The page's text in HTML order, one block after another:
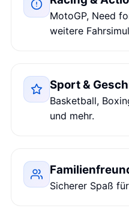
MotoGP, Need
weitere
Sport &
Basketball,
und mehr.
Sicherer Spaß